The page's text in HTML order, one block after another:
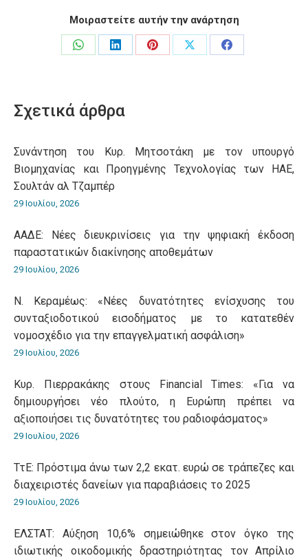
Μοιραστείτε αυτήν την ανάρτηση
Share
Share
Share
Share
Share
Σχετικά άρθρα
Συνάντηση του Κυρ. Μητσοτάκη με τον υπουργό
Βιομηχανίας και Προηγμένης Τεχνολογίας των ΗΑΕ,
Σουλτάν αλ Τζαμπέρ
29 Ιουλίου, 2026
ΑΑΔΕ: Νέες διευκρινίσεις για την ψηφιακή έκδοση
παραστατικών διακίνησης αποθεμάτων
29 Ιουλίου, 2026
Ν. Κεραμέως: «Νέες δυνατότητες ενίσχυσης του
συνταξιοδοτικού εισοδήματος με το κατατεθέν
νομοσχέδιο για την επαγγελματική ασφάλιση»
29 Ιουλίου, 2026
Κυρ. Πιερρακάκης στους Financial Times: «Για να
δημιουργήσει νέο πλούτο, η Ευρώπη πρέπει να
αξιοποιήσει τις δυνατότητες του ραδιοφάσματος»
29 Ιουλίου, 2026
ΤτΕ: Πρόστιμα άνω των 2,2 εκατ. ευρώ σε τράπεζες και
διαχειριστές δανείων για παραβιάσεις το 2025
29 Ιουλίου, 2026
ΕΛΣΤΑΤ: Αύξηση 10,6% σημειώθηκε στον όγκο της
ιδιωτικής οικοδομικής δραστηριότητας τον Απρίλιο